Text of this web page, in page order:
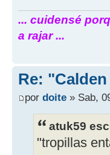
... cuidensé
a rajar ...
Re:
por doite » Sab,
atuk59
"tropillas